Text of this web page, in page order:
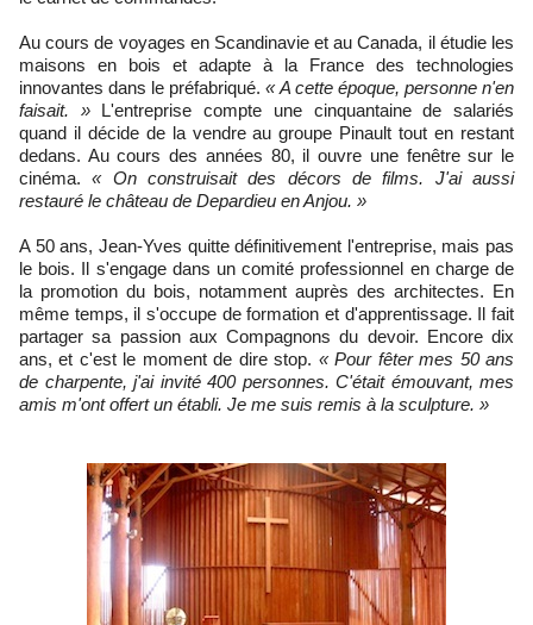
Au cours de voyages en Scandinavie et au Canada, il étudie les
maisons en bois et adapte à la France des technologies
innovantes dans le préfabriqué. « A cette époque, personne n'en
faisait. » L'entreprise compte une cinquantaine de salariés
quand il décide de la vendre au groupe Pinault tout en restant
dedans. Au cours des années 80, il ouvre une fenêtre sur le
cinéma.« On construisait des décors de films. J'ai aussi
restauré le château de Depardieu en Anjou. »
A 50 ans, Jean-Yves quitte définitivement l'entreprise, mais pas
le bois. Il s'engage dans un comité professionnel en charge de
la promotion du bois, notamment auprès des architectes. En
même temps, il s'occupe de formation et d'apprentissage. Il fait
partager sa passion aux Compagnons du devoir. Encore dix
ans, et c'est le moment de dire stop. « Pour fêter mes 50 ans
de charpente, j'ai invité 400 personnes. C'était émouvant, mes
amis m'ont offert un établi. Je me suis remis à la sculpture. »